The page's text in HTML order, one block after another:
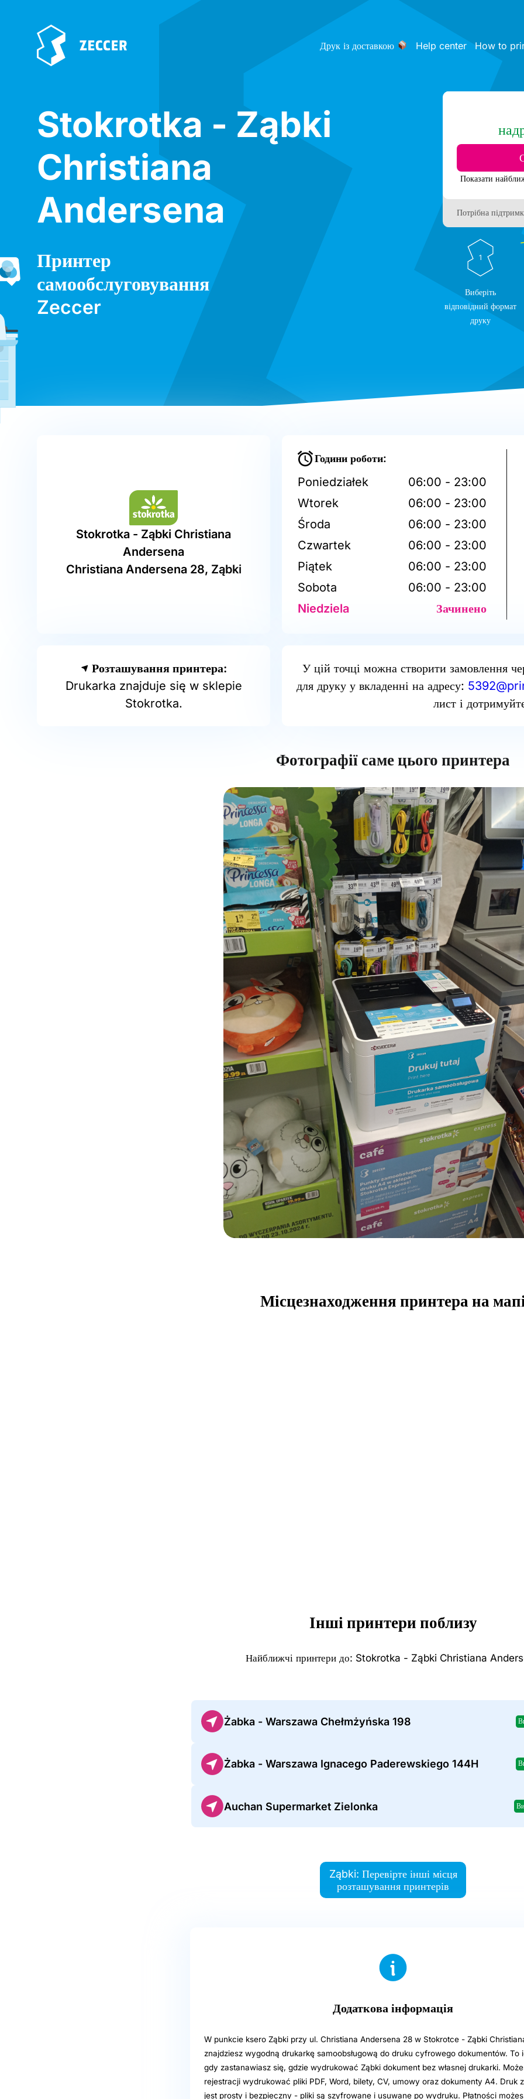
Друк із доставкою Help center How to
Stokrotka - Ząbki
Christiana
Andersena
Принтер
самообслуговування
Zeccer
Потрібна
1
Виберіть
відповідний формат
друку
Stokrotka - Ząbki Christiana
Andersena
Christiana Andersena 28, Ząbki
Години роботи:
Poniedziałek
06:00 - 23:00
Wtorek
06:00 - 23:00
Środa
06:00 - 23:00
Czwartek
06:00 - 23:00
Piątek
06:00 - 23:00
Sobota
06:00 - 23:00
Niedziela
Зачинено
Розташування принтера:
Drukarka znajduje się w sklepie
Stokrotka.
У цій точці можна створити замовлення
для друку у вкладенні на адресу:
лист і
Фотографії саме цього принтера
Місцезнаходження принтера на
Інші принтери поблизу
Найближчі принтери до: Stokrotka - Ząbki Christiana
Żabka - Warszawa Chełmżyńska 198
Żabka - Warszawa Ignacego Paderewskiego 144H
Auchan Supermarket Zielonka
Ząbki: Перевірте інші місця
розташування принтерів
Додаткова інформація
W punkcie ksero Ząbki przy ul. Christiana Andersena 28 w Stokrotce - Ząbki
znajdziesz wygodną drukarkę samoobsługową do druku cyfrowego dokumentów. To
gdy zastanawiasz się, gdzie wydrukować Ząbki dokument bez własnej drukarki.
rejestracji wydrukować pliki PDF, Word, bilety, CV, umowy oraz dokumenty A4. Druk
jest prosty i bezpieczny - pliki są szyfrowane i usuwane po wydruku. Płatności